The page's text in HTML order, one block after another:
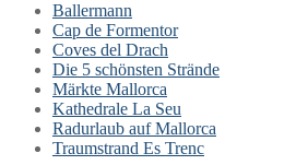
Ballermann
Cap de Formentor
Coves del Drach
Die 5 schönsten Strände
Märkte Mallorca
Kathedrale La Seu
Radurlaub auf Mallorca
Traumstrand Es Trenc